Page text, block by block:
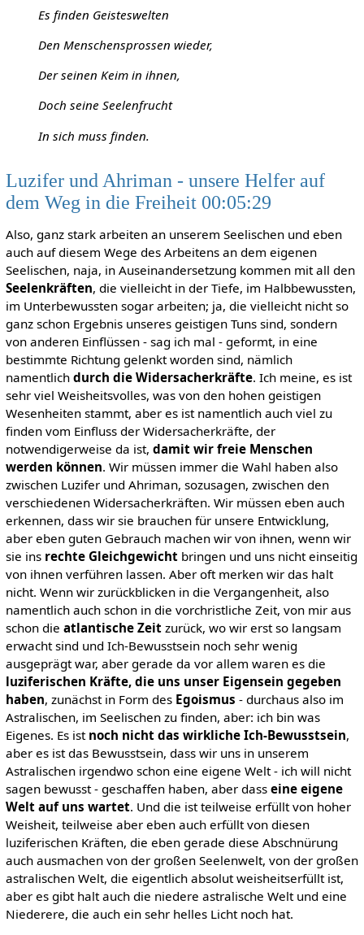
Es finden Geisteswelten
Den Menschensprossen wieder,
Der seinen Keim in ihnen,
Doch seine Seelenfrucht
In sich muss finden.
Luzifer und Ahriman - unsere Helfer auf
dem Weg in die Freiheit 00:05:29
Also, ganz stark arbeiten an unserem Seelischen und eben
auch auf diesem Wege des Arbeitens an dem eigenen
Seelischen, naja, in Auseinandersetzung kommen mit all den
Seelenkräften, die vielleicht in der Tiefe, im Halbbewussten,
im Unterbewussten sogar arbeiten; ja, die vielleicht nicht so
ganz schon Ergebnis unseres geistigen Tuns sind, sondern
von anderen Einflüssen - sag ich mal - geformt, in eine
bestimmte Richtung gelenkt worden sind, nämlich
namentlich durch die Widersacherkräfte. Ich meine, es ist
sehr viel Weisheitsvolles, was von den hohen geistigen
Wesenheiten stammt, aber es ist namentlich auch viel zu
finden vom Einfluss der Widersacherkräfte, der
notwendigerweise da ist, damit wir freie Menschen
werden können. Wir müssen immer die Wahl haben also
zwischen Luzifer und Ahriman, sozusagen, zwischen den
verschiedenen Widersacherkräften. Wir müssen eben auch
erkennen, dass wir sie brauchen für unsere Entwicklung,
aber eben guten Gebrauch machen wir von ihnen, wenn wir
sie ins rechte Gleichgewichtbringen und uns nicht einseitig
von ihnen verführen lassen. Aber oft merken wir das halt
nicht. Wenn wir zurückblicken in die Vergangenheit, also
namentlich auch schon in die vorchristliche Zeit, von mir aus
schon die atlantische Zeitzurück, wo wir erst so langsam
erwacht sind und Ich-Bewusstsein noch sehr wenig
ausgeprägt war, aber gerade da vor allem waren es die
luziferischen Kräfte, die uns unser Eigensein gegeben
haben, zunächst in Form des Egoismus - durchaus also im
Astralischen, im Seelischen zu finden, aber: ich bin was
Eigenes. Es ist noch nicht das wirkliche Ich-Bewusstsein,
aber es ist das Bewusstsein, dass wir uns in unserem
Astralischen irgendwo schon eine eigene Welt - ich will nicht
sagen bewusst - geschaffen haben, aber dass eine eigene
Welt auf uns wartet. Und die ist teilweise erfüllt von hoher
Weisheit, teilweise aber eben auch erfüllt von diesen
luziferischen Kräften, die eben gerade diese Abschnürung
auch ausmachen von der großen Seelenwelt, von der großen
astralischen Welt, die eigentlich absolut weisheitserfüllt ist,
aber es gibt halt auch die niedere astralische Welt und eine
Niederere, die auch ein sehr helles Licht noch hat.